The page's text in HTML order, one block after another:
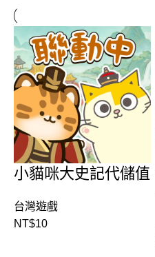
小貓咪大史記代儲值
台灣遊戲
NT$10